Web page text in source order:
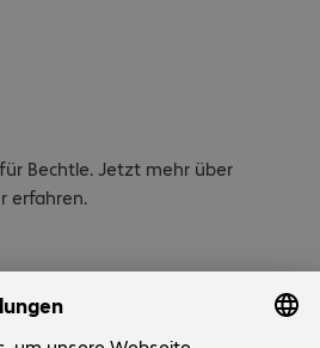
Bechtle. Jetzt mehr über
erfahren.